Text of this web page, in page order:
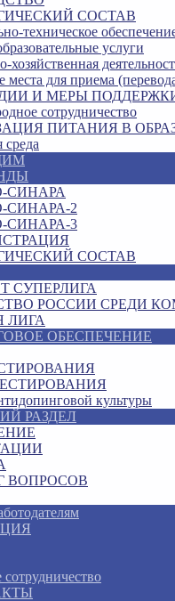
СОСТАВ
техническое
услуги
хозяйственная
места для приема
И МЕРЫ
сотрудничество
ПИТАНИЯ В
среда
СИНАРА
2
3
СОСТАВ
СУПЕРЛИГА
РОССИИ СРЕДИ
ЛИГА
ОБЕСПЕЧЕНИЕ
культуры
РАЗДЕЛ
ВОПРОСОВ